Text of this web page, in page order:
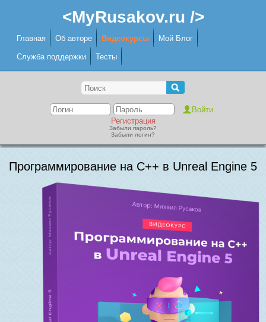
<MyRusakov.ru />
Главная Об авторе Видеокурсы Мой Блог
Служба поддержки Тесты
Регистрация
Забыли пароль?
Забыли логин?
Программирование на C++ в Unreal Engine 5